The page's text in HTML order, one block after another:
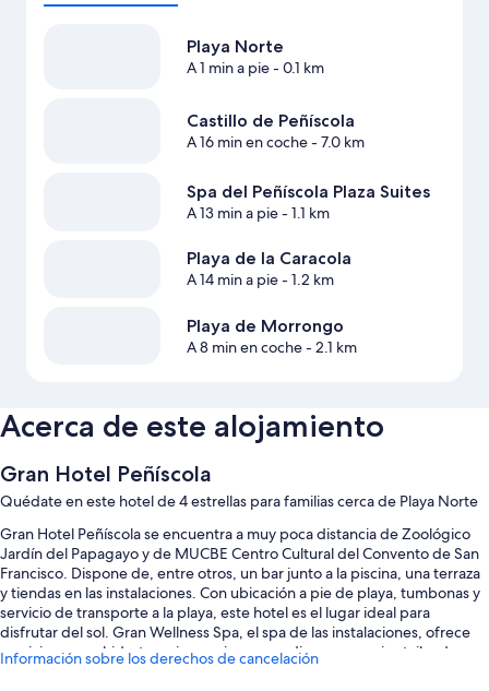
Playa Norte
A 1 min a pie- 0.1 km
Castillo de Peñíscola
A 16 min en coche- 7.0 km
Spa del Peñíscola Plaza Suites
A 13 min a pie- 1.1 km
Playa de la Caracola
A 14 min a pie- 1.2 km
Playa de Morrongo
A 8 min en coche- 2.1 km
Acerca de este alojamiento
Gran Hotel Peñíscola
Quédate en este hotel de 4 estrellas para familias cerca de Playa Norte
Gran Hotel Peñíscola se encuentra a muy poca distancia de Zoológico
Jardín del Papagayo y de MUCBE Centro Cultural del Convento de San
Francisco. Dispone de, entre otros, un bar junto a la piscina, una terraza
y tiendas en las instalaciones. Con ubicación a pie de playa, tumbonas y
servicio de transporte a la playa, este hotel es el lugar ideal para
disfrutar del sol. Gran Wellness Spa, el spa de las instalaciones, ofrece
servicios como hidroterapia, manicura y pedicura y masajes tailandeses.
Información sobre los derechos de cancelación